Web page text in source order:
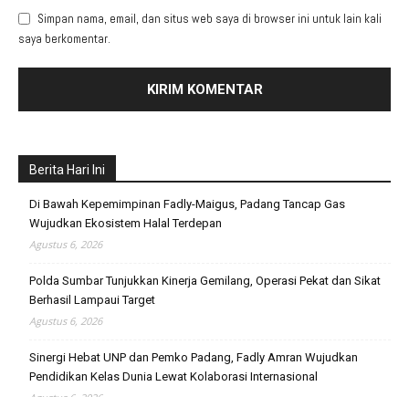
Simpan nama, email, dan situs web saya di browser ini untuk lain kali
saya berkomentar.
Berita Hari Ini
Di Bawah Kepemimpinan Fadly-Maigus, Padang Tancap Gas
Wujudkan Ekosistem Halal Terdepan
Agustus 6, 2026
Polda Sumbar Tunjukkan Kinerja Gemilang, Operasi Pekat dan Sikat
Berhasil Lampaui Target
Agustus 6, 2026
Sinergi Hebat UNP dan Pemko Padang, Fadly Amran Wujudkan
Pendidikan Kelas Dunia Lewat Kolaborasi Internasional